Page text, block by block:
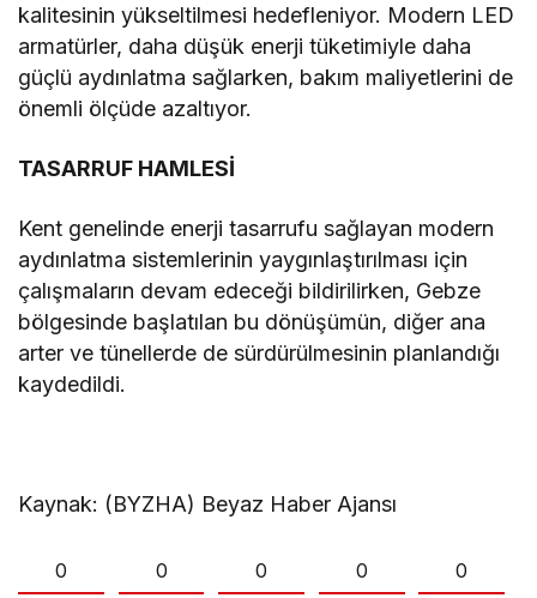
kalitesinin yükseltilmesi hedefleniyor. Modern LED
armatürler, daha düşük enerji tüketimiyle daha
güçlü aydınlatma sağlarken, bakım maliyetlerini de
önemli ölçüde azaltıyor.
TASARRUF HAMLESİ
Kent genelinde enerji tasarrufu sağlayan modern
aydınlatma sistemlerinin yaygınlaştırılması için
çalışmaların devam edeceği bildirilirken, Gebze
bölgesinde başlatılan bu dönüşümün, diğer ana
arter ve tünellerde de sürdürülmesinin planlandığı
kaydedildi.
Kaynak: (BYZHA) Beyaz Haber Ajansı
0 0 0 0 0